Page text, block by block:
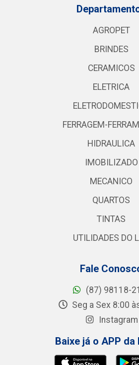
AGROPET
BRINDES
CERAMICOS
ELETRICA
FERRAGEM-
HIDRAULICA
IMOBILIZADO
MECANICO
QUARTOS
TINTAS
UTILIDADES DO
Fale
(87) 98118-
Seg a Sex 8:00
Instagram
Baixe já o APP da